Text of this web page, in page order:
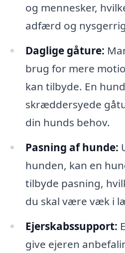
og mennesker,
adfærd og
Daglige gåture:
brug for mere
kan tilbyde. En
skræddersyede
din hunds behov.
Pasning af hunde:
hunden, kan en
tilbyde pasning,
du skal være væk i
Ejerskabssupport:
give ejeren